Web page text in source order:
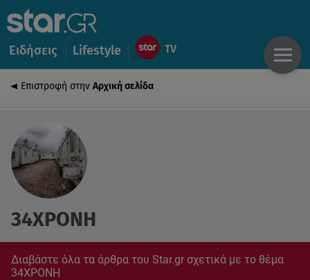
Ειδήσεις Lifestyle
Επιστροφή στην Αρχική σελίδα
34ΧΡΟΝΗ
Διαβάστε όλα τα άρθρα του Star.gr σχετικά με το θέμα
34ΧΡΟΝΗ